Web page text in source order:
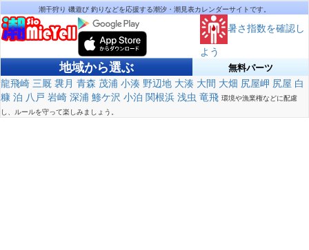
潮干狩り 磯遊び 釣りなどを応援する潮汐・潮見表カレンダーサイトです。
暑さ指数を確認し
よう
地域から選ぶ 無料パーツ
龍飛崎 三厩 袰月 青森 茂浦 小湊 野辺地 大湊 大間 大畑 尻屋岬 尻屋 白
糠 泊 八戸 岩崎 深浦 鯵ケ沢 小泊 関根浜 浅虫 竜飛 環境や漁業権などに配慮
し、ルールを守って楽しみましょう。